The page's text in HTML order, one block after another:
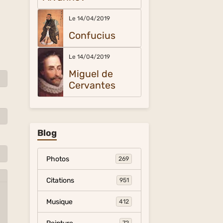
Le 14/04/2019
Confucius
Le 14/04/2019
Miguel de
Cervantes
Blog
Photos 269
Citations 951
Musique 412